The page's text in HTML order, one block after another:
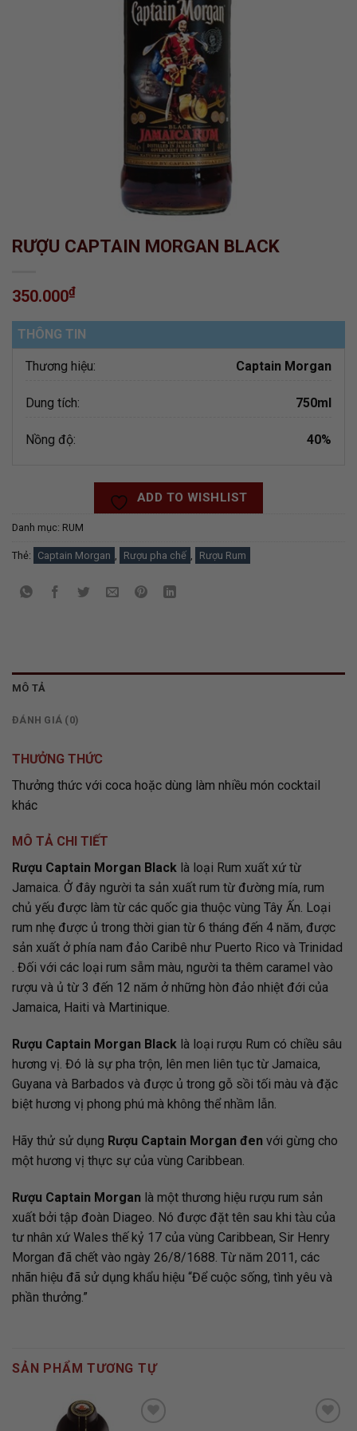
RƯỢU CAPTAIN MORGAN BLACK
350.000₫
THÔNG TIN
Thương hiệu: Captain Morgan
Dung tích: 750ml
Nồng độ: 40%
ADD TO WISHLIST
Danh mục: RUM
Thẻ: Captain Morgan Rượu pha chế Rượu Rum
MÔ TẢ
ĐÁNH GIÁ (0)
THƯỞNG THỨC
Thưởng thức với coca hoặc dùng làm nhiều món cocktail
khác
MÔ TẢ CHI TIẾT
Rượu Captain Morgan Black là loại Rum xuất xứ từ
Jamaica. Ở đây người ta sản xuất rum từ đường mía, rum
chủ yếu được làm từ các quốc gia thuộc vùng Tây Ấn. Loại
rum nhẹ được ủ trong thời gian từ 6 tháng đến 4 năm, được
sản xuất ở phía nam đảo Caribê như Puerto Rico và Trinidad
. Đối với các loại rum sẫm màu, người ta thêm caramel vào
rượu và ủ từ 3 đến 12 năm ở những hòn đảo nhiệt đới của
Jamaica, Haiti và Martinique.
Rượu Captain Morgan Black là loại rượu Rum có chiều sâu
hương vị. Đó là sự pha trộn, lên men liên tục từ Jamaica,
Guyana và Barbados và được ủ trong gỗ sồi tối màu và đặc
biệt hương vị phong phú mà không thể nhầm lẫn.
Hãy thử sử dụng Rượu Captain Morgan đen với gừng cho
một hương vị thực sự của vùng Caribbean.
Rượu Captain Morgan là một thương hiệu rượu rum sản
xuất bởi tập đoàn Diageo. Nó được đặt tên sau khi tàu của
tư nhân xứ Wales thế kỷ 17 của vùng Caribbean, Sir Henry
Morgan đã chết vào ngày 26/8/1688. Từ năm 2011, các
nhãn hiệu đã sử dụng khẩu hiệu “Để cuộc sống, tình yêu và
phần thưởng.”
SẢN PHẨM TƯƠNG TỰ